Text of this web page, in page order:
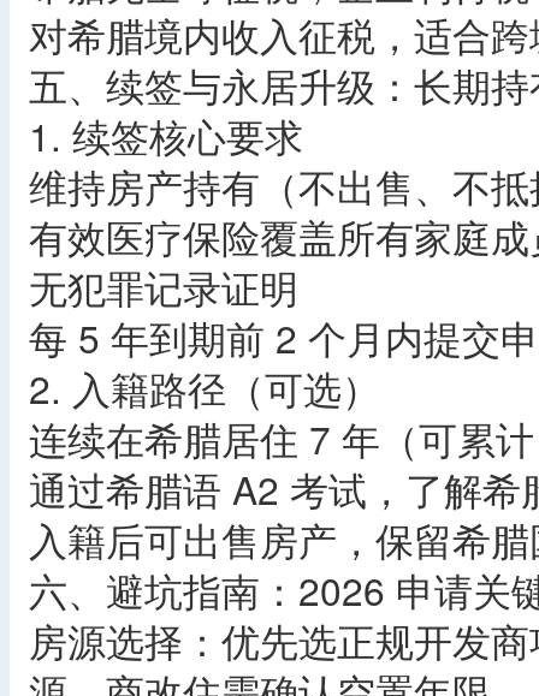
对希腊境内收入征税，适合
五、续签与永居升级：长期
1. 续签核心要求
维持房产持有（不出售、不
有效医疗保险覆盖所有家庭
无犯罪记录证明
每 5 年到期前 2 个月内提交
2. 入籍路径（可选）
连续在希腊居住 7 年（可累
通过希腊语 A2 考试，了解希
入籍后可出售房产，保留希
六、避坑指南：2026 申请关
房源选择：优先选正规开发